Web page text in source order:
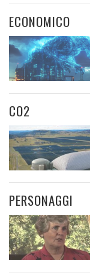
ECONOMICO
CO2
PERSONAGGI